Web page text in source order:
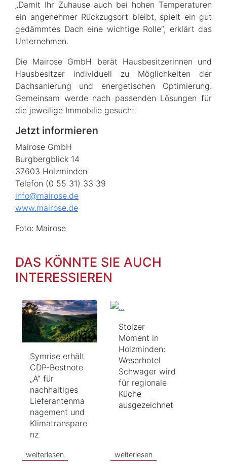
„Damit Ihr Zuhause auch bei hohen Temperaturen
ein angenehmer Rückzugsort bleibt, spielt ein gut
gedämmtes Dach eine wichtige Rolle“, erklärt das
Unternehmen.
Die Mairose GmbH berät Hausbesitzerinnen und
Hausbesitzer individuell zu Möglichkeiten der
Dachsanierung und energetischen Optimierung.
Gemeinsam werde nach passenden Lösungen für
die jeweilige Immobilie gesucht.
Jetzt informieren
Mairose GmbH
Burgbergblick 14
37603 Holzminden
Telefon (0 55 31) 33 39
info@mairose.de
www.mairose.de
Foto: Mairose
DAS KÖNNTE SIE AUCH
INTERESSIEREN
Symrise erhält
CDP-Bestnote
„A“ für
nachhaltiges
Lieferantenma
nagement und
Klimatranspare
nz
weiterlesen
Stolzer
Moment in
Holzminden:
Weserhotel
Schwager wird
für regionale
Küche
ausgezeichnet
weiterlesen